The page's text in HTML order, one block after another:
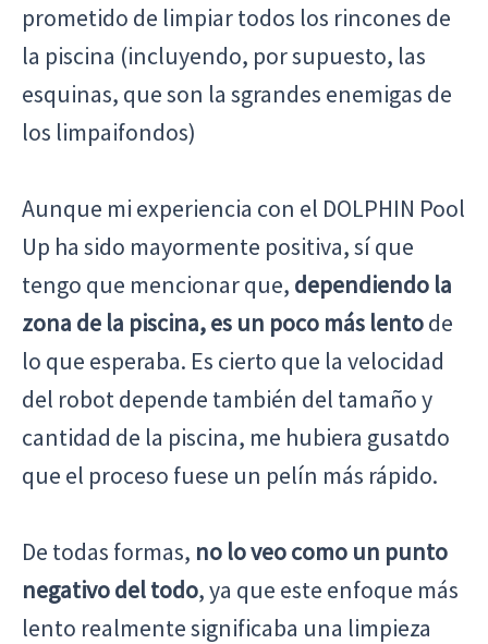
prometido de limpiar todos los rincones de
la piscina (incluyendo, por supuesto, las
esquinas, que son la sgrandes enemigas de
los limpaifondos)
Aunque mi experiencia con el DOLPHIN Pool
Up ha sido mayormente positiva, sí que
tengo que mencionar que, dependiendo la
zona de la piscina, es un poco más lentode
lo que esperaba. Es cierto que la velocidad
del robot depende también del tamaño y
cantidad de la piscina, me hubiera gusatdo
que el proceso fuese un pelín más rápido.
De todas formas, no lo veo como un punto
negativo del todo, ya que este enfoque más
lento realmente significaba una limpieza